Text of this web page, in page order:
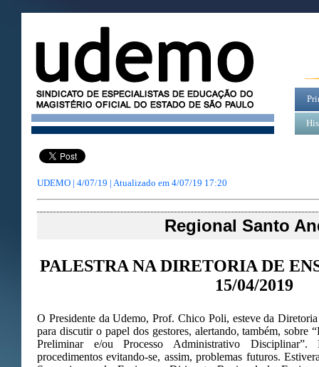
UDEMO | 4/07/19 | Atualizado em 4/07/19 17:20
Regional Santo
PALESTRA NA DIRETORIA DE
15/04/2019
O Presidente da Udemo, Prof. Chico Poli, esteve da
para discutir o papel dos gestores, alertando, também, sobre
Preliminar e/ou Processo Administrativo Disciplinar”.
procedimentos evitando-se, assim, problemas futuros.